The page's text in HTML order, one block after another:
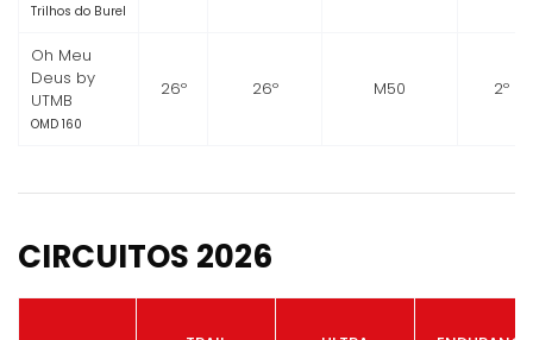
Trilhos do Burel
Oh Meu
Deus by
UTMB
OMD 160
26º 26º M50 2º
CIRCUITOS 2026